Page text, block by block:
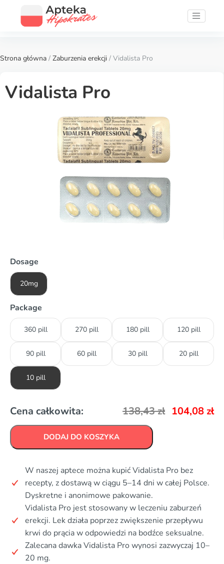
Strona główna / Zaburzenia erekcji / Vidalista Pro
Vidalista Pro
Dosage
20mg
Package
360 pill 270 pill 180 pill 120 pill
90 pill 60 pill 30 pill 20 pill
10 pill
Cena całkowita: 138,43zł 104,08 zł
DODAJ DO KOSZYKA
W naszej aptece można kupić Vidalista Pro bez
recepty, z dostawą w ciągu 5–14 dni w całej Polsce.
Dyskretne i anonimowe pakowanie.
Vidalista Pro jest stosowany w leczeniu zaburzeń
erekcji. Lek działa poprzez zwiększenie przepływu
krwi do prącia w odpowiedzi na bodźce seksualne.
Zalecana dawka Vidalista Pro wynosi zazwyczaj 10–
20 mg.